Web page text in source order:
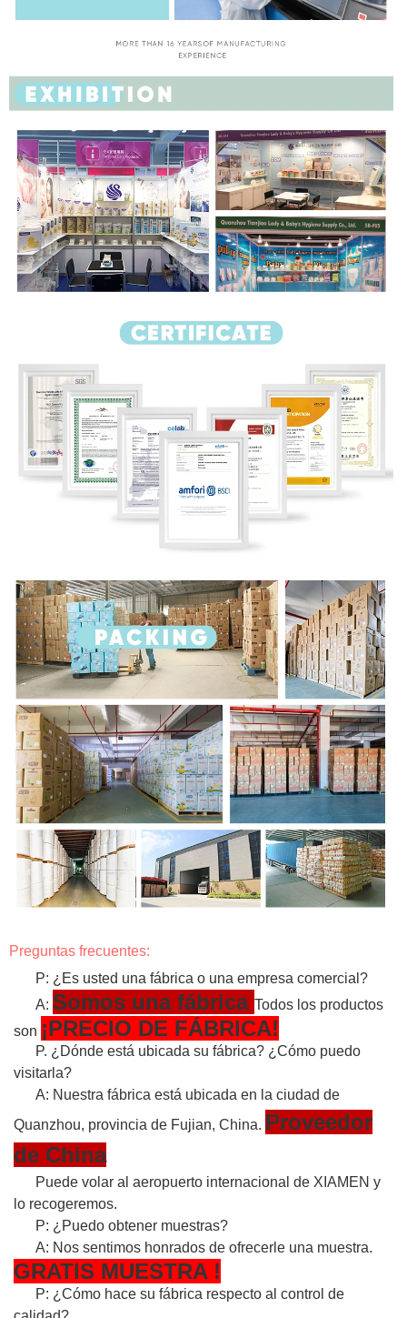
Preguntas frecuentes:
P: ¿Es usted una fábrica o una empresa comercial?
A: Somos una fábrica Todos los productos
son ¡PRECIO DE FÁBRICA!
P. ¿Dónde está ubicada su fábrica? ¿Cómo puedo
visitarla?
A: Nuestra fábrica está ubicada en la ciudad de
Quanzhou, provincia de Fujian, China. Proveedor
de China
Puede volar al aeropuerto internacional de XIAMEN y
lo recogeremos.
P: ¿Puedo obtener muestras?
A: Nos sentimos honrados de ofrecerle una muestra.
GRATIS MUESTRA !
P: ¿Cómo hace su fábrica respecto al control de